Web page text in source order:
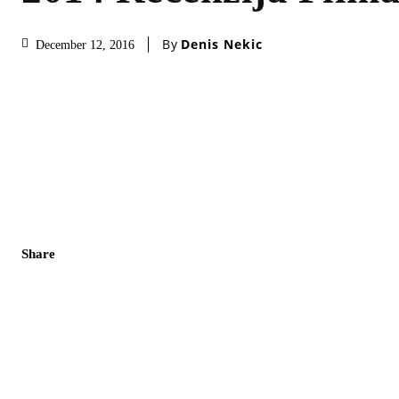
December 12, 2016 By Denis Nekic
Share